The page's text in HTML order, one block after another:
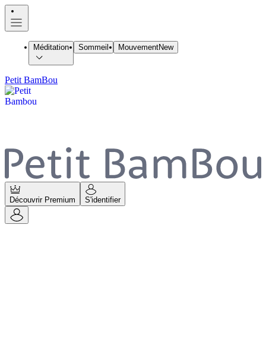
Méditation Sommeil MouvementNew
Petit BamBou
Découvrir Premium S'identifier